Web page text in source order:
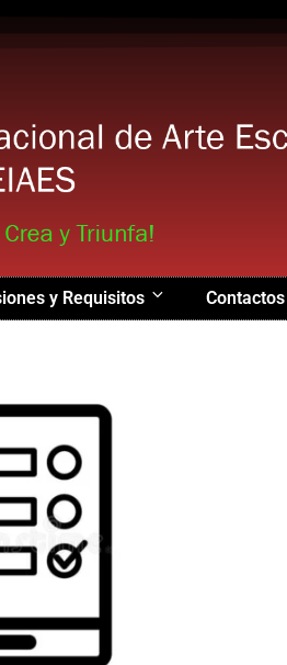
y Requisitos Contactos